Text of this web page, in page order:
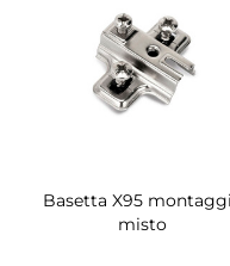
Basetta X95
misto